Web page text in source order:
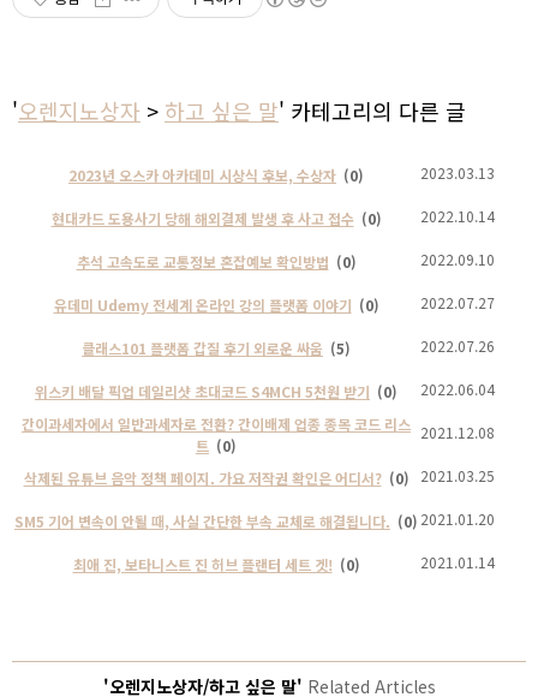
'오렌지노상자 > 하고 싶은 말' 카테고리의 다른 글
2023년 오스카 아카데미 시상식 후보, 수상자 (0) 2023.03.13
현대카드 도용사기 당해 해외결제 발생 후 사고 접수 (0) 2022.10.14
추석 고속도로 교통정보 혼잡예보 확인방법 (0) 2022.09.10
유데미 Udemy 전세계 온라인 강의 플랫폼 이야기 (0) 2022.07.27
클래스101 플랫폼 갑질 후기 외로운 싸움 (5) 2022.07.26
위스키 배달 픽업 데일리샷 초대코드 S4MCH 5천원 받기 (0)
2022.06.04
간이과세자에서 일반과세자로 전환? 간이배제 업종 종목 코드 리스
트 (0)
2021.12.08
삭제된 유튜브 음악 정책 페이지. 가요 저작권 확인은 어디서? (0) 2021.03.25
SM5 기어 변속이 안될 때, 사실 간단한 부속 교체로 해결됩니다. (0) 2021.01.20
최애 진, 보타니스트 진 허브 플랜터 세트 겟! (0) 2021.01.14
'오렌지노상자/하고 싶은 말' Related Articles